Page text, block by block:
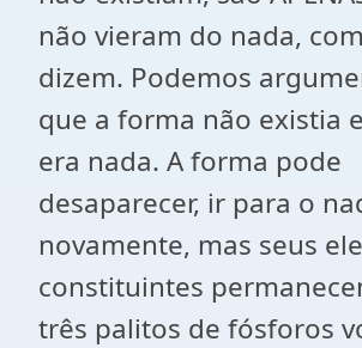
não vieram do nada,
dizem. Podemos
que a forma não existia
era nada. A forma pode
desaparecer, ir para o
novamente, mas seus
constituintes
três palitos de fósforos